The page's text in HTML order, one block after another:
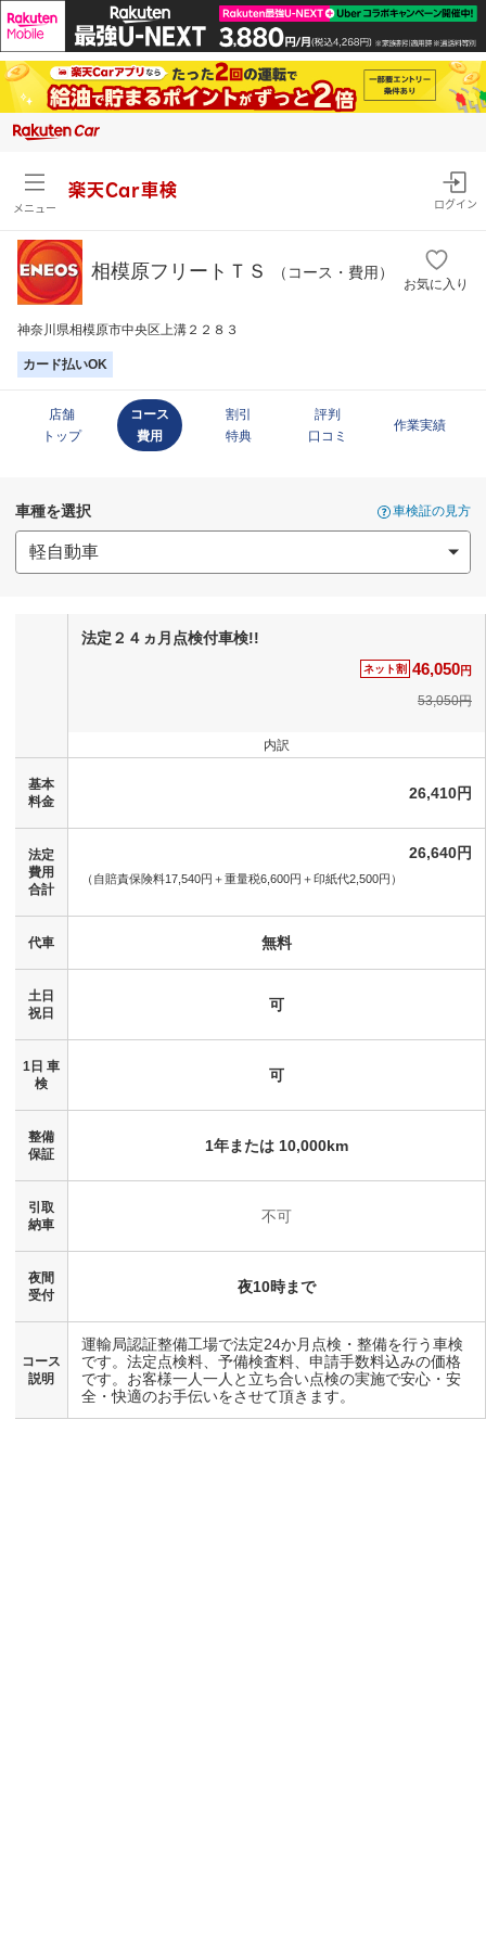
メニュー
楽天Car車検
ログイン
相模原フリートＴＳ （コース・費用）
お気に入り
神奈川県相模原市中央区上溝２２８３
カード払いOK
店舗
トップ
コース
費用
割引
特典
評判
口コミ
作業実績
車種を選択 車検証の見方
法定２４ヵ月点検付車検!!
ネット割 46,050円
53,050円
内訳
基本
料金
26,410円
法定
費用
合計
26,640円
（自賠責保険料17,540円＋重量税6,600円＋印紙代2,500円）
代車 無料
土日
祝日
可
1日 車
検
可
整備
保証
1年または 10,000km
引取
納車
不可
夜間
受付
夜10時まで
コース
説明
運輸局認証整備工場で法定24か月点検・整備を行う車検
です。法定点検料、予備検査料、申請手数料込みの価格
です。お客様一人一人と立ち合い点検の実施で安心・安
全・快適のお手伝いをさせて頂きます。